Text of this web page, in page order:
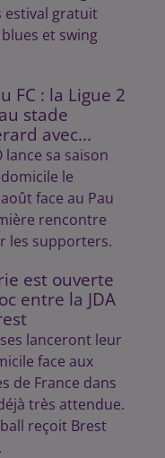
estival gratuit
et swing
FC : la Ligue 2
stade
avec...
lance sa saison
le
face au Pau
rencontre
les supporters.
est ouverte
entre la JDA
lanceront leur
face aux
de France dans
très attendue.
reçoit Brest